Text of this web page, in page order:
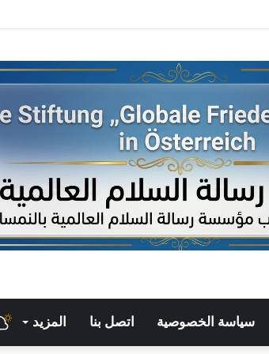
وأثره على الاقتصاد الرقمى
سياسة الخصوصية اتصل بنا المزيد